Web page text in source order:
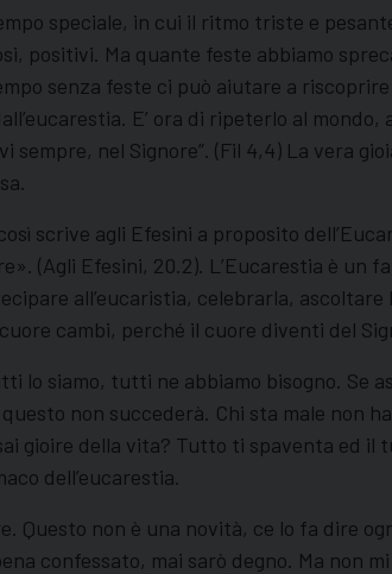
speciale, in cui il ritmo triste e
positivi. Ma quante feste abbiamo
senza feste ci può aiutare a
E’ ora di ripeterlo al
sempre, nel Signore”. (Fil 4,4) La vera
scrive agli Efesini a proposito
(Agli Efesini, 20.2). L’Eucarestia è
all’eucaristia, celebrarla,
cambi, perché il cuore diventi del
lo siamo, tutti ne abbiamo bisogno. Se
non succederà. Chi sta male non
gioire della vita? Tutto ti spaventa ed
dell’eucarestia.
Questo non è una novità, ce lo fa dire
confessato, mai sarò degno. Ma non